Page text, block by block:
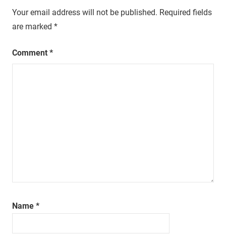
Your email address will not be published. Required fields
are marked *
Comment *
Name *